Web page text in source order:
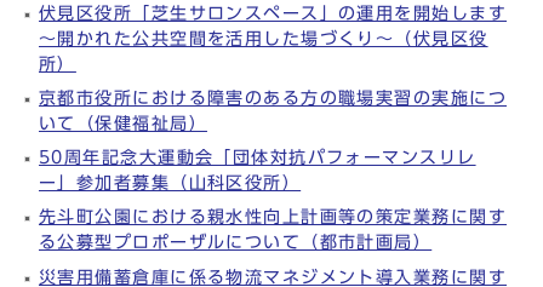
伏見区役所「芝生サロンスペース」の運用を開始します
～開かれた公共空間を活用した場づくり～（伏見区役
所）
京都市役所における障害のある方の職場実習の実施につ
いて（保健福祉局）
50周年記念大運動会「団体対抗パフォーマンスリレ
ー」参加者募集（山科区役所）
先斗町公園における親水性向上計画等の策定業務に関す
る公募型プロポーザルについて（都市計画局）
災害用備蓄倉庫に係る物流マネジメント導入業務に関す